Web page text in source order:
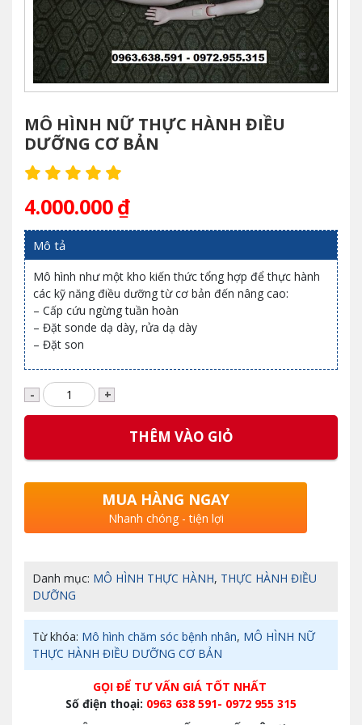
Máy nội soi cổ tử cung – YIKEDA SD 3002
8.500.000 ₫
Dao đốt điện cao tần nhiệt Zeus thương
hiệu Hàn Quốc
Nẹp hỗ trợ tập đứng cho người yếu liệt chi
dưới
Máy làm viên hoàn mềm, cứng, viên thuốc
đông y
6.000.000
₫
MÔ HÌNH NỮ THỰC HÀNH ĐIỀU
DƯỠNG CƠ BẢN
4.000.000₫
Mô tả
Mô hình như một kho kiến thức tổng hợp để thực hành
các kỹ năng điều dưỡng từ cơ bản đến nâng cao:
– Cấp cứu ngừng tuần hoàn
– Đặt sonde dạ dày, rửa dạ dày
– Đặt son
THÊM VÀO GIỎ
MUA HÀNG NGAY
Nhanh chóng - tiện lợi
Danh mục: MÔ HÌNH THỰC HÀNH, THỰC HÀNH ĐIỀU
DƯỠNG
Từ khóa: Mô hình chăm sóc bệnh nhân, MÔ HÌNH NỮ
THỰC HÀNH ĐIỀU DƯỠNG CƠ BẢN
GỌI ĐỂ TƯ VẤN GIÁ TỐT NHẤT
Số điện thoại: 0963 638 591- 0972 955 315